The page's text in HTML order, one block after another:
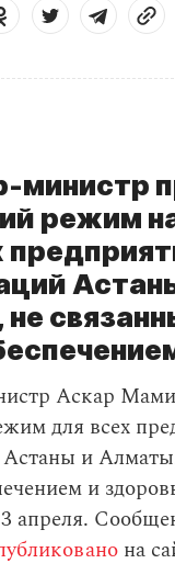
министр
режим
Аскар
для всех
и
и
апреля.
на